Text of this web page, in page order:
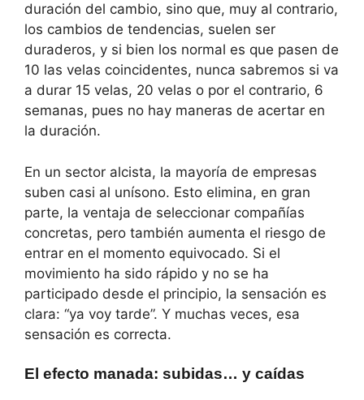
duración del cambio, sino que, muy al contrario,
los cambios de tendencias, suelen ser
duraderos, y si bien los normal es que pasen de
10 las velas coincidentes, nunca sabremos si va
a durar 15 velas, 20 velas o por el contrario, 6
semanas, pues no hay maneras de acertar en
la duración.
En un sector alcista, la mayoría de empresas
suben casi al unísono. Esto elimina, en gran
parte, la ventaja de seleccionar compañías
concretas, pero también aumenta el riesgo de
entrar en el momento equivocado. Si el
movimiento ha sido rápido y no se ha
participado desde el principio, la sensación es
clara: “ya voy tarde”. Y muchas veces, esa
sensación es correcta.
El efecto manada: subidas… y caídas